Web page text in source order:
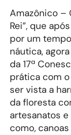
Amazônico –
Rei”, que
por um
náutica,
da 17ª
prática com
ser vista a
da floresta
artesanatos
como,